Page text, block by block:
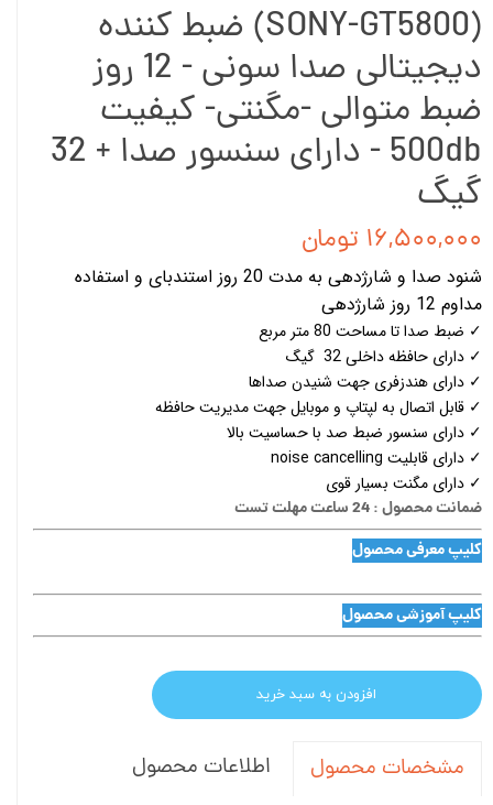
(SONY-GT5800) ضبط کننده
دیجیتالی صدا سونی - 12 روز
ضبط متوالی -مگنتی- کیفیت
500db - دارای سنسور صدا + 32
گیگ
۱۶,۵۰۰,۰۰۰ تومان
شنود صدا و شارژدهی به مدت 20 روز استندبای و استفاده
مداوم 12 روز شارژدهی
✓ ضبط صدا تا مساحت 80 متر مربع
✓ دارای حافظه داخلی 32 گیگ
✓ دارای هندزفری جهت شنیدن صداها
✓ قابل اتصال به لپتاپ و موبایل جهت مدیریت حافظه
✓ دارای سنسور ضبط صد با حساسیت بالا
✓ دارای قابلیت noise cancelling
✓ دارای مگنت بسیار قوی
ضمانت محصول : 24 ساعت مهلت تست
کلیپ معرفی محصول
کلیپ آموزشی محصول
افزودن به سبد خرید
مشخصات محصول
اطلاعات محصول